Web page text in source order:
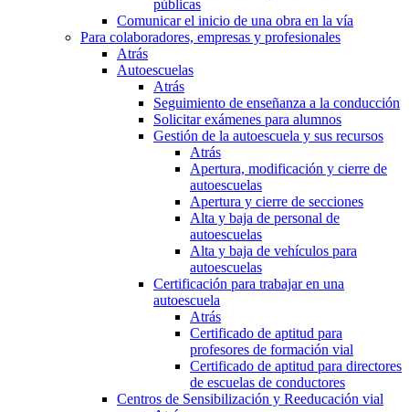
públicas
Comunicar el inicio de una obra en la vía
Para colaboradores, empresas y profesionales
Atrás
Autoescuelas
Atrás
Seguimiento de enseñanza a la conducción
Solicitar exámenes para alumnos
Gestión de la autoescuela y sus recursos
Atrás
Apertura, modificación y cierre de
autoescuelas
Apertura y cierre de secciones
Alta y baja de personal de
autoescuelas
Alta y baja de vehículos para
autoescuelas
Certificación para trabajar en una
autoescuela
Atrás
Certificado de aptitud para
profesores de formación vial
Certificado de aptitud para directores
de escuelas de conductores
Centros de Sensibilización y Reeducación vial